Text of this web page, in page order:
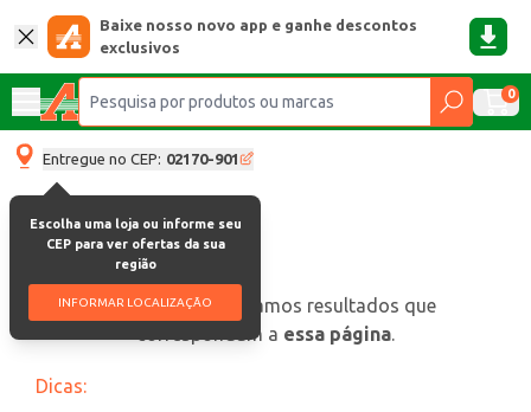
Baixe nosso novo app e ganhe descontos
exclusivos
0
Entregue no CEP: 02170-901
Escolha uma loja ou informe seu
CEP para ver ofertas da sua
região
INFORMAR LOCALIZAÇÃO
oops, não encontramos resultados que
correspondam a essa página.
Dicas: